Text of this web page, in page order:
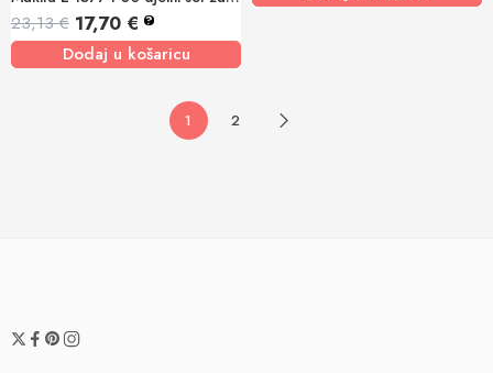
23,13€ 17,70 € ?
Dodaj u košaricu
1 2